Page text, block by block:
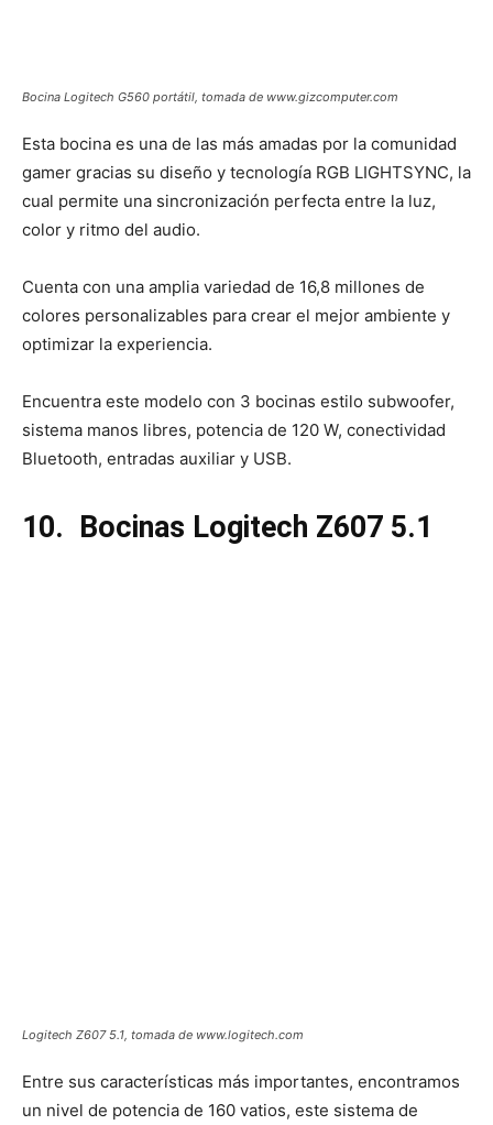
Bocina Logitech G560 portátil, tomada de www.gizcomputer.com
Esta bocina es una de las más amadas por la comunidad
gamer gracias su diseño y tecnología RGB LIGHTSYNC, la
cual permite una sincronización perfecta entre la luz,
color y ritmo del audio.
Cuenta con una amplia variedad de 16,8 millones de
colores personalizables para crear el mejor ambiente y
optimizar la experiencia.
Encuentra este modelo con 3 bocinas estilo subwoofer,
sistema manos libres, potencia de 120 W, conectividad
Bluetooth, entradas auxiliar y USB.
10. Bocinas Logitech Z607 5.1
Logitech Z607 5.1, tomada de www.logitech.com
Entre sus características más importantes, encontramos
un nivel de potencia de 160 vatios, este sistema de